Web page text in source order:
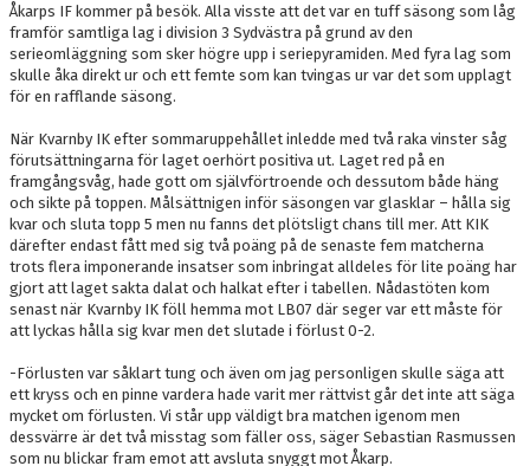
Åkarps IF kommer på besök. Alla visste att det var en tuff säsong som låg
framför samtliga lag i division 3 Sydvästra på grund av den
serieomläggning som sker högre upp i seriepyramiden. Med fyra lag som
skulle åka direkt ur och ett femte som kan tvingas ur var det som upplagt
för en rafflande säsong.
När Kvarnby IK efter sommaruppehållet inledde med två raka vinster såg
förutsättningarna för laget oerhört positiva ut. Laget red på en
framgångsvåg, hade gott om självförtroende och dessutom både häng
och sikte på toppen. Målsättnigen inför säsongen var glasklar – hålla sig
kvar och sluta topp 5 men nu fanns det plötsligt chans till mer. Att KIK
därefter endast fått med sig två poäng på de senaste fem matcherna
trots flera imponerande insatser som inbringat alldeles för lite poäng har
gjort att laget sakta dalat och halkat efter i tabellen. Nådastöten kom
senast när Kvarnby IK föll hemma mot LB07 där seger var ett måste för
att lyckas hålla sig kvar men det slutade i förlust 0-2.
-Förlusten var såklart tung och även om jag personligen skulle säga att
ett kryss och en pinne vardera hade varit mer rättvist går det inte att säga
mycket om förlusten. Vi står upp väldigt bra matchen igenom men
dessvärre är det två misstag som fäller oss, säger Sebastian Rasmussen
som nu blickar fram emot att avsluta snyggt mot Åkarp.